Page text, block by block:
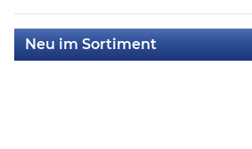
Neu im Sortiment